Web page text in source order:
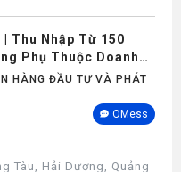
| Thu Nhập Từ 150
Phụ Thuộc Doanh
HÀNG ĐẦU TƯ VÀ PHÁT
OMess
Tàu, Hải Dương, Quảng